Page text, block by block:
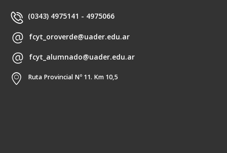
(0343) 4975141 - 4975066
fcyt_oroverde@uader.edu.ar
fcyt_alumnado@uader.edu.ar
Ruta Provincial Nº 11. Km 10,5